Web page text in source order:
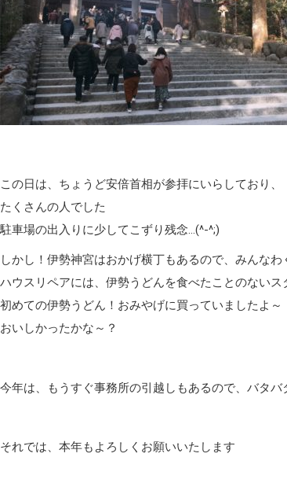
この日は、ちょうど安倍首相が参拝にいらしており、
たくさんの人でした
駐車場の出入りに少してこずり残念…(^-^;)
しかし！伊勢神宮はおかげ横丁もあるので、みんなわ
ハウスリペアには、伊勢うどんを食べたことのない
初めての伊勢うどん！おみやげに買っていましたよ～
おいしかったかな～？
今年は、もうすぐ事務所の引越しもあるので、バタ
それでは、本年もよろしくお願いいたします